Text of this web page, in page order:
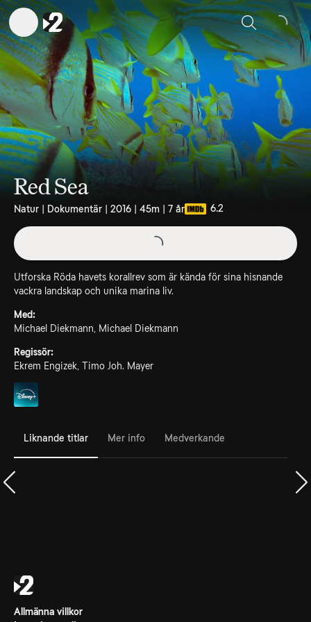
Sök
Red Sea
Natur | Dokumentär | 2016 | 45m | 7 år 6.2
Utforska Röda havets korallrev som är kända för sina hisnande
vackra landskap och unika marina liv.
Med:
Michael Diekmann, Michael Diekmann
Regissör:
Ekrem Engizek, Timo Joh. Mayer
Liknande titlar Mer info Medverkande
Allmänna villkor